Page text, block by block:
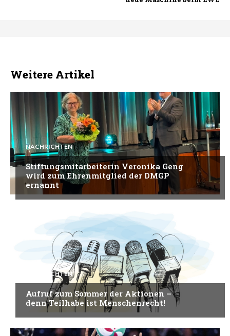
Weitere Artikel
NACHRICHTEN
Stiftungsmitarbeiterin Veronika Geng
wird zum Ehrenmitglied der DMGP
ernannt
NACHRICHTEN
Aufruf zum Sommer der Aktionen –
denn Teilhabe ist Menschenrecht!